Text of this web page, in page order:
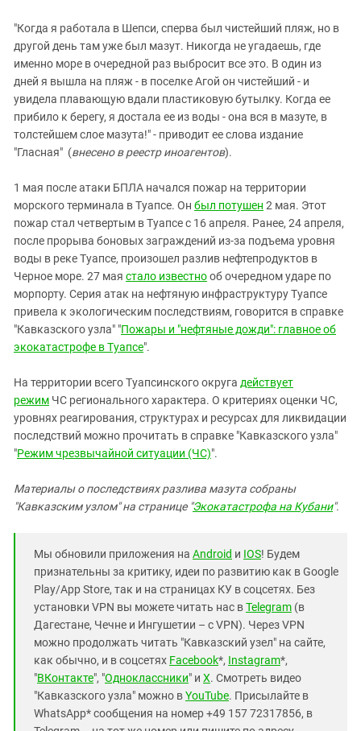
"Когда я работала в Шепси, сперва был чистейший пляж, но в
другой день там уже был мазут. Никогда не угадаешь, где
именно море в очередной раз выбросит все это. В один из
дней я вышла на пляж - в поселке Агой он чистейший - и
увидела плавающую вдали пластиковую бутылку. Когда ее
прибило к берегу, я достала ее из воды - она вся в мазуте, в
толстейшем слое мазута!" - приводит ее слова издание
"Гласная" (внесено в реестр иноагентов).
1 мая после атаки БПЛА начался пожар на территории
морского терминала в Туапсе. Он был потушен 2 мая. Этот
пожар стал четвертым в Туапсе с 16 апреля. Ранее, 24 апреля,
после прорыва боновых заграждений из-за подъема уровня
воды в реке Туапсе, произошел разлив нефтепродуктов в
Черное море. 27 мая стало известнооб очередном ударе по
морпорту. Серия атак на нефтяную инфраструктуру Туапсе
привела к экологическим последствиям, говорится в справке
"Кавказского узла" "Пожары и "нефтяные дожди": главное об
экокатастрофе в Туапсе".
На территории всего Туапсинского округа действует
режим ЧС регионального характера. О критериях оценки ЧС,
уровнях реагирования, структурах и ресурсах для ликвидации
последствий можно прочитать в справке "Кавказского узла"
"Режим чрезвычайной ситуации (ЧС)".
Материалы о последствиях разлива мазута собраны
"Кавказским узлом" на странице "Экокатастрофа на Кубани".
Мы обновили приложения на Android и IOS! Будем
признательны за критику, идеи по развитию как в Google
Play/App Store, так и на страницах КУ в соцсетях. Без
установки VPN вы можете читать нас вTelegram (в
Дагестане, Чечне и Ингушетии – с VPN). Через VPN
можно продолжать читать "Кавказский узел" на сайте,
как обычно, и в соцсетях Facebook*, Instagram*,
"ВКонтакте", "Одноклассники" и X. Смотреть видео
"Кавказского узла" можно вYouTube. Присылайте в
WhatsApp* сообщения на номер +49 157 72317856, в